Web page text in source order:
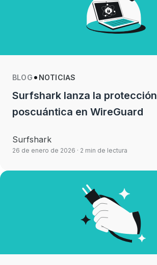
BLOG NOTICIAS
Surfshark lanza la protección
poscuántica en WireGuard
Surfshark
26 de enero de 2026 · 2 min de lectura